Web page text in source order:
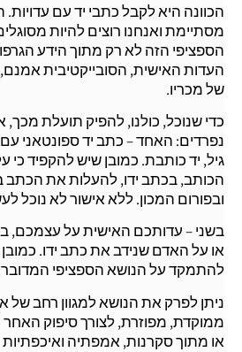
הכוונה היא לקבל כתבי יד עם
מסתיימת ואנחנו רוצים להיות
הספציפי הזה לא רק מתוך הידע
העדות האישית, הסובייקטיבית
של מכריו.
כדי שנוכל, כולנו, להפיק תועלת מכך,
נפרדים: האחד – כתב יד ספונטאני
גיל, יד כותבת. כמובן שיש להקפיד כי
הכותב, בכתב ידו, להעלות את הכתב
ובפורום המכון. ללא אישור לא נוכל
בשני – עדותכם האישית על עצמכם,
או על האדם שנידב את כתב ידו.
להתמקד על הנושא הספציפי
ניתן לפרק את הנושא למגוון רחב של
ממוקדת, מפוזרת, לצורך סיפוק
או מתוך סקרנות, אמפתיה